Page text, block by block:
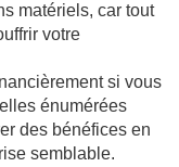
matériels, car tout
votre
si vous
énumérées
des bénéfices en
semblable.